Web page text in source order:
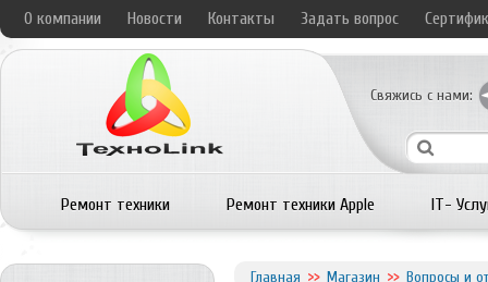
О компании Новости Контакты Задать вопрос
Свяжись с нами:
Ремонт техники Ремонт техники Apple IT-
Главная Магазин Вопросы и